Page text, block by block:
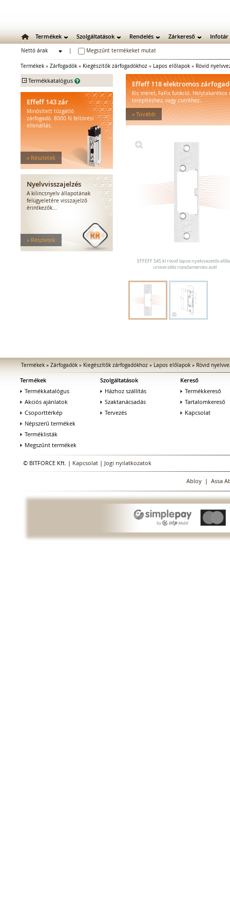
Termékek Szolgáltatások Rendelés Zárkereső Infotár
Nettó árak
Megszűnt termékeket mutat
Termékek » Zárfogadók » Kiegészítők zárfogadókhoz » Lapos előlapok » Rövid
+ Termékkatalógus
Mechanikus bevéső zárak
Zárbetétek
Lakatok
Zárpajzsok
Mechanikus kiegészítők
Elektromos zárak
Elektromos bevéső zárak
Zárfogadók
Standard zárfogadók
Vízálló zárfogadók
Tűzgátló zárfogadók
Nagy biztonságú zárfogadók
Zárfogadók üvegajtókhoz
Effeff 143 zár
Minősített tűzgátló
zárfogadó. 8000 N feltörési
ellenállás.
» Részletek
Nyelvvisszajelzés
A kilincsnyelv állapotának
felügyeletére visszajelző
érintkezők...
» Részletek
Effeff 118 elektromos
Kis méret, FaFix funkció. Helytakarékos
telepítéshez, vagy cseréhez.
» Tovább
EFFEFF 545 kl rövid lapos nyelvvezetős
univerzális rozsdamentes acél
Termékek» Zárfogadók» Kiegészítők zárfogadókhoz» Lapos előlapok» Rövid
Termékek
Termékkatalógus
Akciós ajánlatok
Csoporttérkép
Népszerű termékek
Terméklisták
Megszűnt termékek
Szolgáltatások
Házhoz szállítás
Szaktanácsadás
Tervezés
Kereső
Termékkereső
Tartalomkereső
Kapcsolat
© BITFORCE Kft. | Kapcsolat | Jogi nyilatkozatok
Abloy| Assa